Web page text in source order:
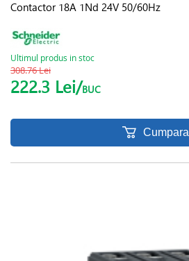
Contactor 18A 1Nd 24V 50/60Hz
Ultimul produs in stoc
308.76 Lei
222.3 Lei/BUC
Cumpara